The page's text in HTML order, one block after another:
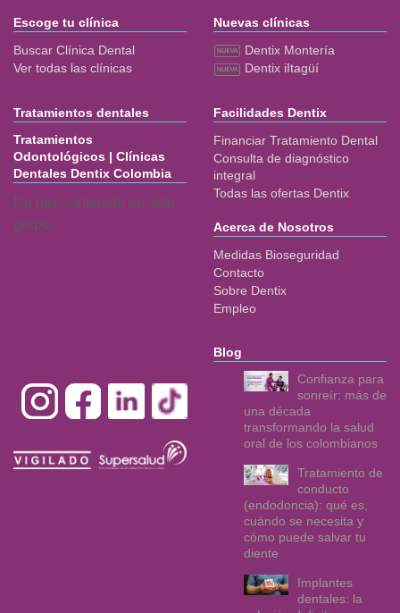
Escoge tu clínica
Buscar Clínica Dental
Ver todas las clínicas
Nuevas clínicas
Dentix Montería
Dentix iItagüí
Tratamientos dentales
Tratamientos
Odontológicos | Clínicas
Dentales Dentix Colombia
No hay contenido en este
grupo.
Facilidades Dentix
Financiar Tratamiento Dental
Consulta de diagnóstico
integral
Todas las ofertas Dentix
Acerca de Nosotros
Medidas Bioseguridad
Contacto
Sobre Dentix
Empleo
Blog
Confianza para
sonreír: más de
una década
transformando la salud
oral de los colombianos
Tratamiento de
conducto
(endodoncia): qué es,
cuándo se necesita y
cómo puede salvar tu
diente
Implantes
dentales: la